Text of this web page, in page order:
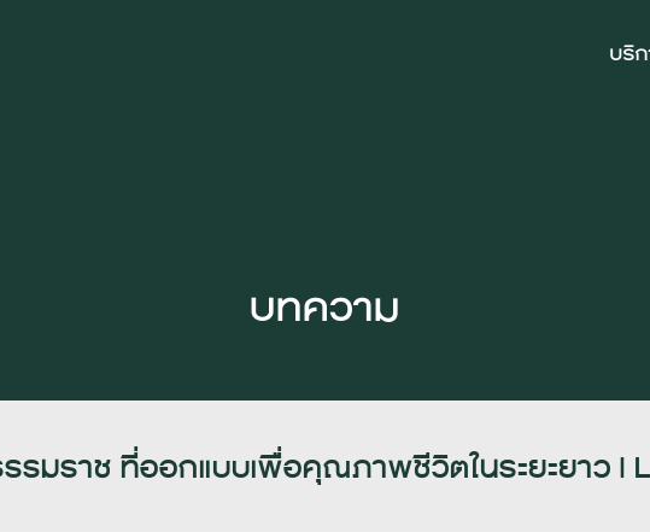
บริ
บทความ
รมราช ที่ออกแบบเพื่อคุณภาพชีวิตในระยะยาว |